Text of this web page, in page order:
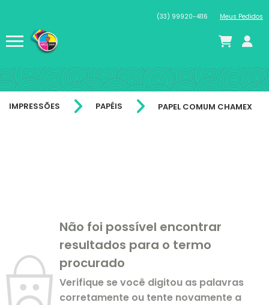
(33) 99920-4116 Meus Pedidos
IMPRESSÕES PAPÉIS PAPEL COMUM CHAMEX
Não foi possível encontrar
resultados para o termo
procurado
Verifique se você digitou as palavras
corretamente ou tente novamente a